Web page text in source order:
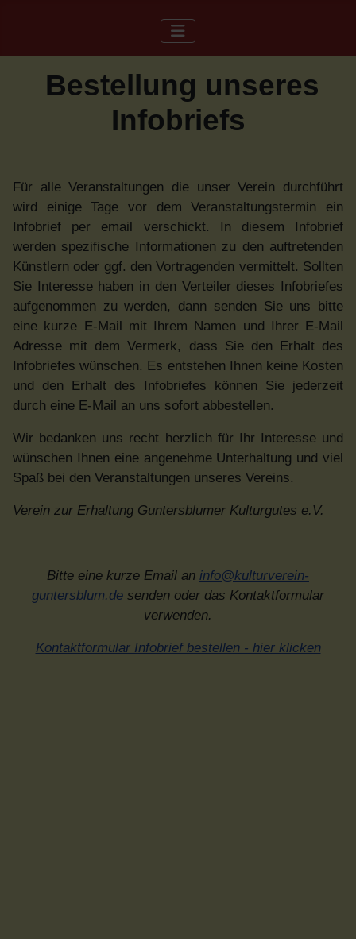
Bestellung unseres
Infobriefs
Für alle Veranstaltungen die unser Verein durchführt
wird einige Tage vor dem Veranstaltungstermin ein
Infobrief per email verschickt. In diesem Infobrief
werden spezifische Informationen zu den auftretenden
Künstlern oder ggf. den Vortragenden vermittelt. Sollten
Sie Interesse haben in den Verteiler dieses Infobriefes
aufgenommen zu werden, dann senden Sie uns bitte
eine kurze E-Mail mit Ihrem Namen und Ihrer E-Mail
Adresse mit dem Vermerk, dass Sie den Erhalt des
Infobriefes wünschen. Es entstehen Ihnen keine Kosten
und den Erhalt des Infobriefes können Sie jederzeit
durch eine E-Mail an uns sofort abbestellen.
Wir bedanken uns recht herzlich für Ihr Interesse und
wünschen Ihnen eine angenehme Unterhaltung und viel
Spaß bei den Veranstaltungen unseres Vereins.
Verein zur Erhaltung Guntersblumer Kulturgutes e.V.
Bitte eine kurze Email an info@kulturverein-
guntersblum.de senden oder das Kontaktformular
verwenden.
Kontaktformular Infobrief bestellen - hier klicken